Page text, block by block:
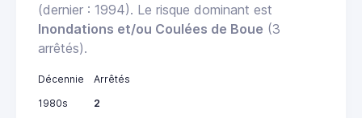
(dernier : 1994). Le risque dominant est
Inondations et/ou Coulées de Boue (3
arrêtés).
Décennie
Arrêtés
1980s
2